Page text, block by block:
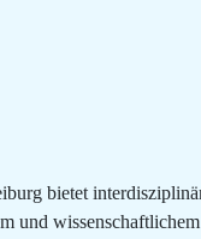
bietet
und